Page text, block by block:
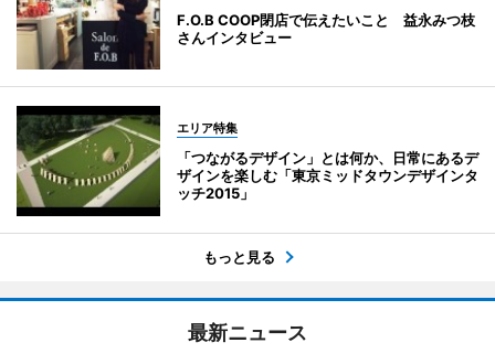
F.O.B COOP閉店で伝えたいこと 益永みつ枝
さんインタビュー
エリア特集
「つながるデザイン」とは何か、日常にあるデ
ザインを楽しむ「東京ミッドタウンデザインタ
ッチ2015」
もっと見る
最新ニュース